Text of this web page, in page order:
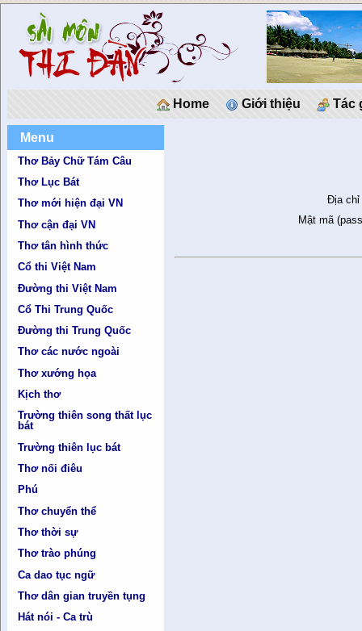
Home Giới thiệu Tác
Menu
Thơ Bảy Chữ Tám Câu
Thơ Lục Bát
Thơ mới hiện đại VN
Thơ cận đại VN
Thơ tân hình thức
Cổ thi Việt Nam
Đường thi Việt Nam
Cổ Thi Trung Quốc
Đường thi Trung Quốc
Thơ các nước ngoài
Thơ xướng họa
Kịch thơ
Trường thiên song thất lục
bát
Trường thiên lục bát
Thơ nối điêu
Phú
Thơ chuyển thể
Thơ thời sự
Thơ trào phúng
Ca dao tục ngữ
Thơ dân gian truyền tụng
Hát nói - Ca trù
Địa chỉ
Mật mã